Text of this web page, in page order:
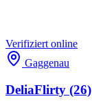
Verifiziert online
Gaggenau
DeliaFlirty (26)